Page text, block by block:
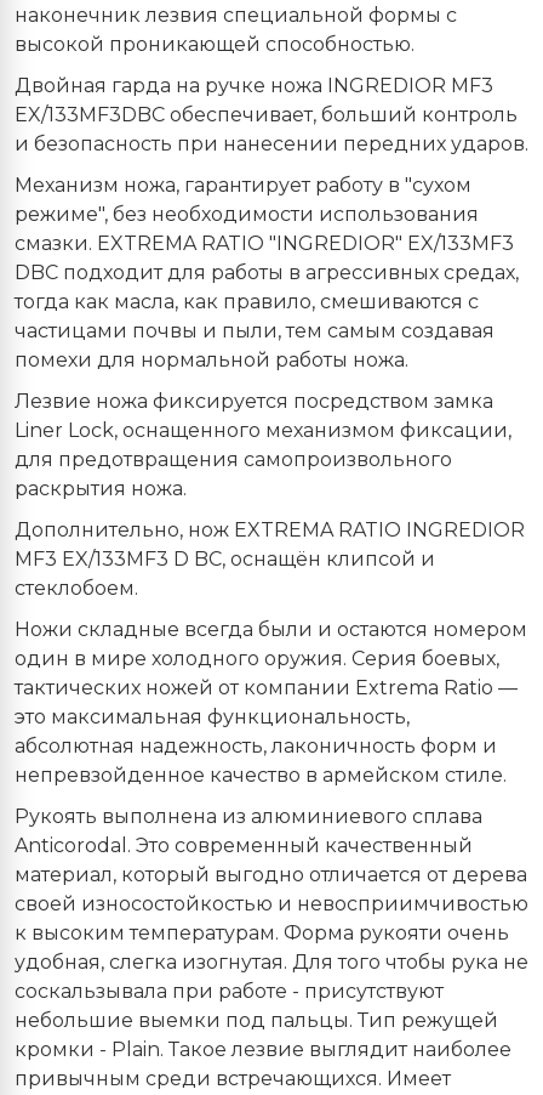
наконечник лезвия специальной формы с
высокой проникающей способностью.
Двойная гарда на ручке ножа INGREDIOR MF3
EX/133MF3DBC обеспечивает, больший контроль
и безопасность при нанесении передних ударов.
Механизм ножа, гарантирует работу в "сухом
режиме", без необходимости использования
смазки. EXTREMA RATIO "INGREDIOR" EX/133MF3
DBC подходит для работы в агрессивных средах,
тогда как масла, как правило, смешиваются с
частицами почвы и пыли, тем самым создавая
помехи для нормальной работы ножа.
Лезвие ножа фиксируется посредством замка
Liner Lock, оснащенного механизмом фиксации,
для предотвращения самопроизвольного
раскрытия ножа.
Дополнительно, нож EXTREMA RATIO INGREDIOR
MF3 EX/133MF3 D BC, оснащён клипсой и
стеклобоем.
Ножи складные всегда были и остаются номером
один в мире холодного оружия. Серия боевых,
тактических ножей от компании Extrema Ratio —
это максимальная функциональность,
абсолютная надежность, лаконичность форм и
непревзойденное качество в армейском стиле.
Рукоять выполнена из алюминиевого сплава
Anticorodal. Это современный качественный
материал, который выгодно отличается от дерева
своей износостойкостью и невосприимчивостью
к высоким температурам. Форма рукояти очень
удобная, слегка изогнутая. Для того чтобы рука не
соскальзывала при работе - присутствуют
небольшие выемки под пальцы. Тип режущей
кромки - Plain. Такое лезвие выглядит наиболее
привычным среди встречающихся. Имеет